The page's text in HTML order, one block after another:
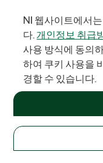
NI 웹사이트에서
다.개인정보 취급
사용 방식에 동의
하여 쿠키 사용을
경할 수 있습니다.